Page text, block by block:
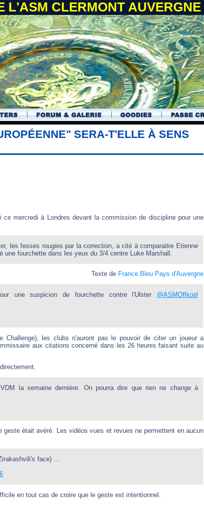
L'ASM CLERMONT AUVERGNE
SERA-T'ELLE À SENS
mercredi à Londres devant la commission de discipline pour une
les fesses rougies par la correction, a cité à comparaitre Etienne
fourchette dans les yeux du 3/4 centre Luke Marshall.
Texte de France Bleu Pays d'Auvergne
une suspicion de fourchette contre l'Ulster @ASMOfficiel
Challenge), les clubs n'auront pas le pouvoir de citer un joueur a
aux citations concerné dans les 26 heures faisant suite au
la semaine dernière. On pourra dire que rien ne change à
était avéré. Les vidéos vues et revues ne permettent en aucun
face) ...
en tout cas de croire que le geste est intentionnel.